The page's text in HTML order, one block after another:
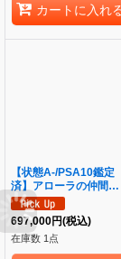
カートに入れ
【状態A-/PSA10鑑定
済】アローラの仲間た
(SR仕様)《P》{401/
P}[その他]
697,000円(税込)
在庫数 1点